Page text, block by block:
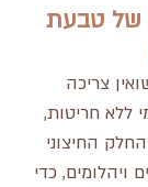
של טבעת
צריכה
ללא חריטות,
החיצוני
ויהלומים, כדי